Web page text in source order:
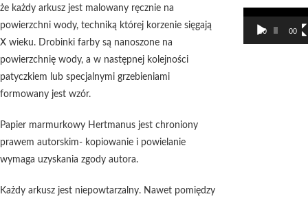
że każdy arkusz jest malowany ręcznie na
powierzchni wody, techniką której korzenie sięgają
X wieku. Drobinki farby są nanoszone na
powierzchnię wody, a w następnej kolejności
patyczkiem lub specjalnymi grzebieniami
formowany jest wzór.
Papier marmurkowy Hertmanus jest chroniony
prawem autorskim- kopiowanie i powielanie
wymaga uzyskania zgody autora.
Każdy arkusz jest niepowtarzalny. Nawet pomiędzy
Odtwarzacz
video00:00 00:56